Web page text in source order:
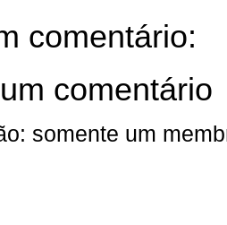
comentário:
comentário
somente um